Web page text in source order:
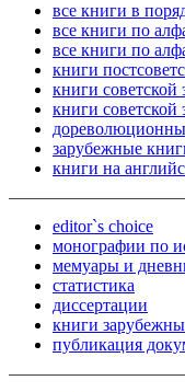
все книги в
все книги по
все книги по
книги
книги
книги
зарубежные
книги на
editor`s choice
монографии по
мемуары и
статистика
диссертации
книги
публикация